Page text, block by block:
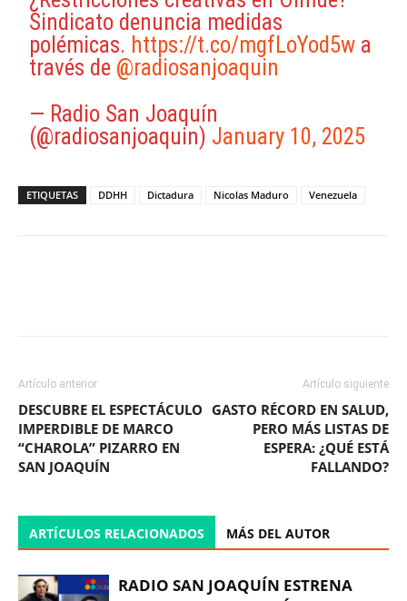
Sindicato denuncia medidas
polémicas. https://t.co/mgfLoYod5w a
través de @radiosanjoaquin
— Radio San Joaquín
(@radiosanjoaquin) January 10, 2025
ETIQUETAS DDHH Dictadura Nicolas Maduro Venezuela
Artículo anterior
DESCUBRE EL ESPECTÁCULO
IMPERDIBLE DE MARCO
“CHAROLA” PIZARRO EN
SAN JOAQUÍN
Artículo siguiente
GASTO RÉCORD EN SALUD,
PERO MÁS LISTAS DE
ESPERA: ¿QUÉ ESTÁ
FALLANDO?
ARTÍCULOS RELACIONADOS MÁS DEL AUTOR
RADIO SAN JOAQUÍN ESTRENA